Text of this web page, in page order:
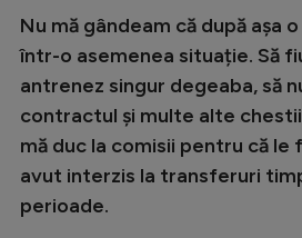
Gimnastică
Auto
Rugby
Ciclism
Alte sporturi
Nu mă gândeam că după așa
într-o asemenea situație. Să
antrenez singur degeaba, să
contractul și multe alte
mă duc la comisii pentru că le
avut interzis la transferuri
perioade.